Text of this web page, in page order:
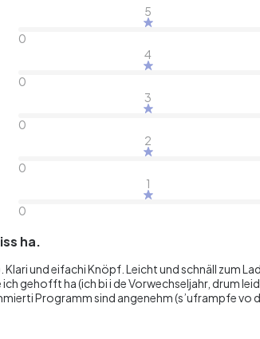
5
0
4
0
3
0
2
0
1
0
ha.
und eifachi Knöpf. Leicht und schnäll zum
gehofft ha (ich bi i de Vorwechseljahr, drum
Programm sind angenehm (s’uframpfe vo